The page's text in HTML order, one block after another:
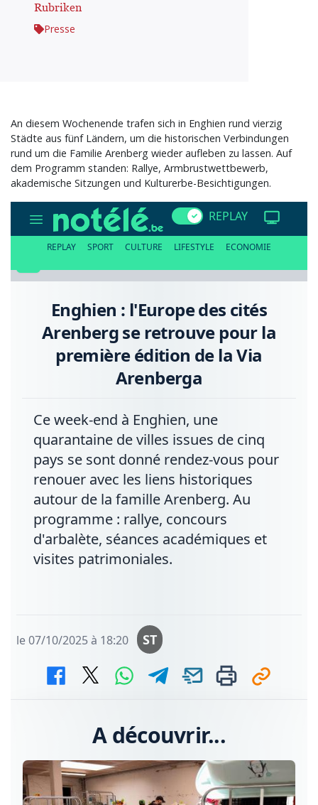
Rubriken
Presse
An diesem Wochenende trafen sich in Enghien rund vierzig
Städte aus fünf Ländern, um die historischen Verbindungen
rund um die Familie Arenberg wieder aufleben zu lassen. Auf
dem Programm standen: Rallye, Armbrustwettbewerb,
akademische Sitzungen und Kulturerbe-Besichtigungen.